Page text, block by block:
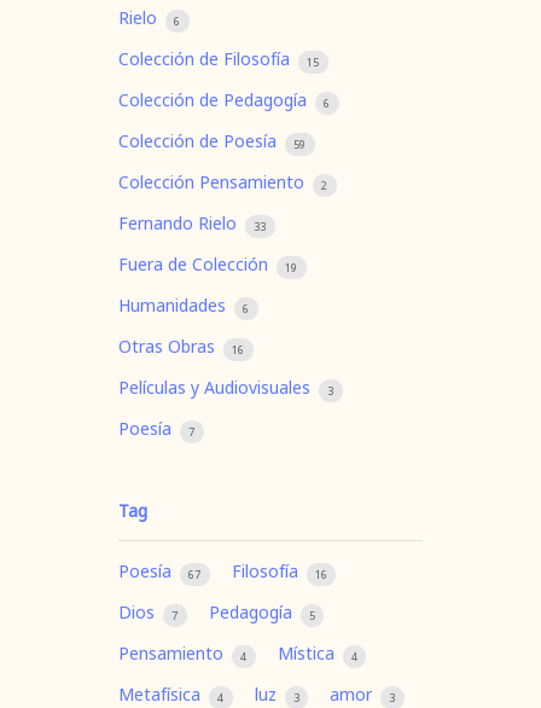
Rielo
6
Colección de Filosofía 15
Colección de Pedagogía 6
Colección de Poesía 59
Colección Pensamiento 2
Fernando Rielo 33
Fuera de Colección 19
Humanidades 6
Otras Obras 16
Películas y Audiovisuales 3
Poesía 7
Tag
Poesía 67 Filosofía 16
Dios 7 Pedagogía 5
Pensamiento 4 Mística 4
Metafísica 4 luz 3 amor 3